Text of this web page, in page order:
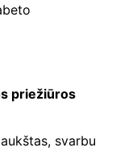
priežiūros
svarbu